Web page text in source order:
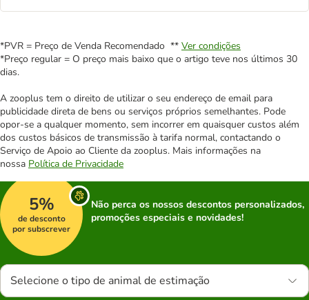
*PVR = Preço de Venda Recomendado ** Ver condições
*Preço regular = O preço mais baixo que o artigo teve nos últimos 30
dias.
A zooplus tem o direito de utilizar o seu endereço de email para
publicidade direta de bens ou serviços próprios semelhantes. Pode
opor-se a qualquer momento, sem incorrer em quaisquer custos além
dos custos básicos de transmissão à tarifa normal, contactando o
Serviço de Apoio ao Cliente da zooplus. Mais informações na
nossa Política de Privacidade
5%
de desconto
por subscrever
Não perca os nossos descontos personalizados,
promoções especiais e novidades!
Selecione o tipo de animal de estimação